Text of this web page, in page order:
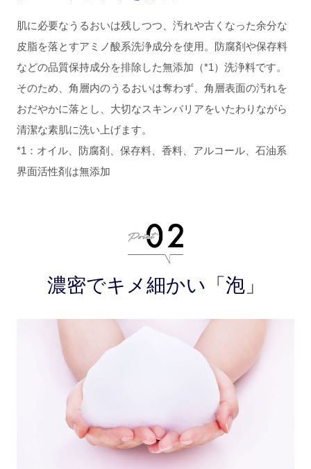
肌に必要なうるおいは残しつつ、汚れや古くなった余分な
皮脂を落とすアミノ酸系洗浄成分を使用。防腐剤や保存料
などの品質保持成分を排除した無添加（*1）洗浄料です。
そのため、角層内のうるおいは奪わず、角層表面の汚れを
おだやかに落とし、大切なスキンバリアをいたわりながら
清潔な素肌に洗い上げます。
*1：オイル、防腐剤、保存料、香料、アルコール、石油系
界面活性剤は無添加
濃密でキメ細かい「泡」